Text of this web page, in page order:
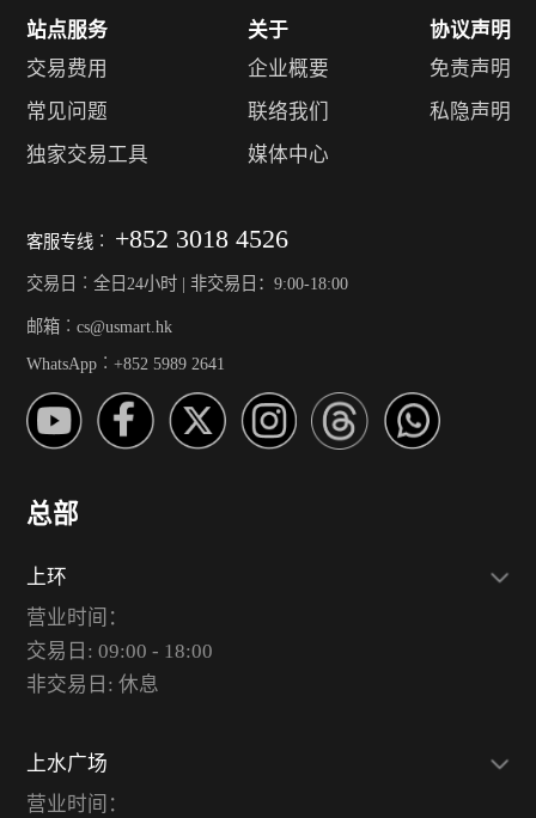
站点服务
交易费用
常见问题
独家交易工具
关于
企业概要
联络我们
媒体中心
协议声明
免责声明
私隐声明
客服专线︰ +852 3018 4526
交易日︰全日24小时 | 非交易日：9:00-18:00
邮箱︰cs@usmart.hk
WhatsApp︰+852 5989 2641
总部
上环
营业时间：
交易日: 09:00 - 18:00
非交易日: 休息
上水广场
营业时间：